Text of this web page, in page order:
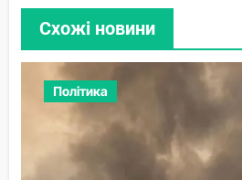
Схожі новини
Політика